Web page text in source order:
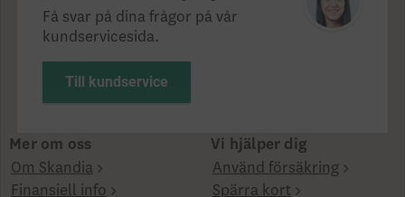
Få svar på dina frågor på vår
kundservicesida.
Till kundservice
Mer om oss
Om Skandia
Finansiell info
Vi hjälper dig
Använd försäkring
Spärra kort